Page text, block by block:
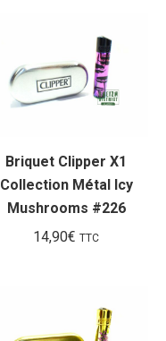
Briquet Clipper X1
Collection Métal Icy
Mushrooms #226
14,90€ TTC